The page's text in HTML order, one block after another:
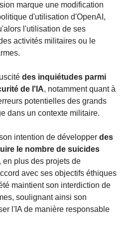
marque une modification
d'utilisation d'OpenAI,
l'utilisation de ses
activités militaires ou le
des inquiétudes parmi
de l'IA, notamment quant à
potentielles des grands
dans un contexte militaire​.
intention de développer des
le nombre de suicides
, en plus des projets de
avec ses objectifs éthiques
maintient son interdiction de
soulignant ainsi son
l'IA de manière responsable